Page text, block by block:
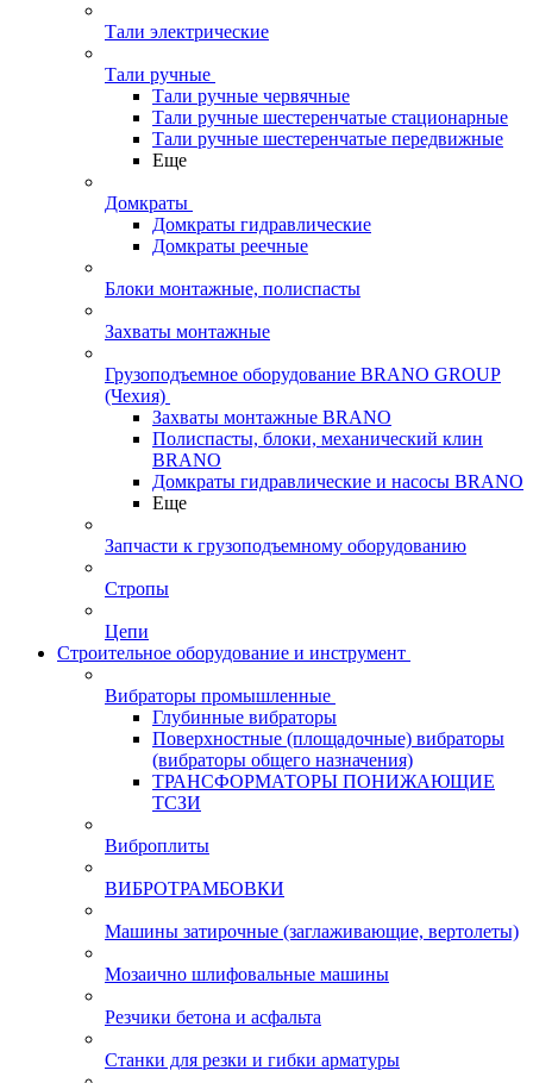
Тали электрические
Тали ручные
Тали ручные червячные
Тали ручные шестеренчатые стационарные
Тали ручные шестеренчатые передвижные
Еще
Домкраты
Домкраты гидравлические
Домкраты реечные
Блоки монтажные, полиспасты
Захваты монтажные
Грузоподъемное оборудование BRANO GROUP
(Чехия)
Захваты монтажные BRANO
Полиспасты, блоки, механический клин
BRANO
Домкраты гидравлические и насосы BRANO
Еще
Запчасти к грузоподъемному оборудованию
Стропы
Цепи
Строительное оборудование и инструмент
Вибраторы промышленные
Глубинные вибраторы
Поверхностные (площадочные) вибраторы
(вибраторы общего назначения)
ТРАНСФОРМАТОРЫ ПОНИЖАЮЩИЕ
ТСЗИ
Виброплиты
ВИБРОТРАМБОВКИ
Машины затирочные (заглаживающие, вертолеты)
Мозаично шлифовальные машины
Резчики бетона и асфальта
Станки для резки и гибки арматуры